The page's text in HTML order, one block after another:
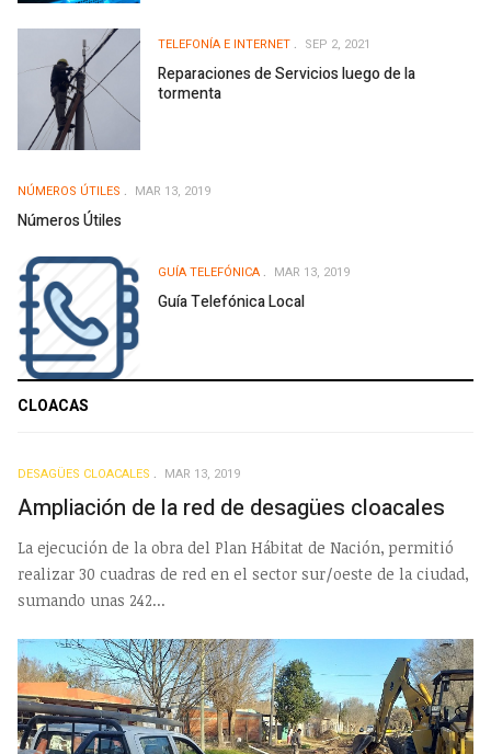
TELEFONÍA E INTERNET SEP 2, 2021
Reparaciones de Servicios luego de la
tormenta
NÚMEROS ÚTILES MAR 13, 2019
Números Útiles
GUÍA TELEFÓNICA MAR 13, 2019
Guía Telefónica Local
CLOACAS
DESAGÜES CLOACALES MAR 13, 2019
Ampliación de la red de desagües cloacales
La ejecución de la obra del Plan Hábitat de Nación, permitió
realizar 30 cuadras de red en el sector sur/oeste de la ciudad,
sumando unas 242...